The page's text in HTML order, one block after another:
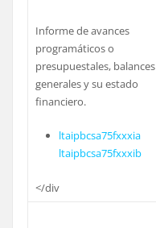
Informe de avances
programáticos o
presupuestales, balances
generales y su estado
financiero.
ltaipbcsa75fxxxia
ltaipbcsa75fxxxib
</div